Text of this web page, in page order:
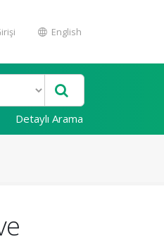
English
Detaylı Arama